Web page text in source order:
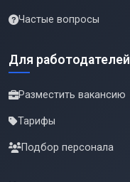
Частые вопросы
Для работодателей
Разместить вакансию
Тарифы
Подбор персонала